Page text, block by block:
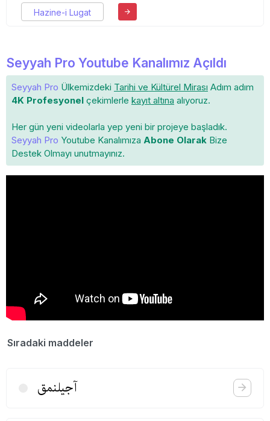
Hazine-i Lugat
Seyyah Pro Youtube Kanalımız Açıldı
Seyyah Pro Ülkemizdeki Tarihi ve Kültürel Mirası Adım adım
4K Profesyonel çekimlerle kayıt altına alıyoruz.
Her gün yeni videolarla yep yeni bir projeye başladık.
Seyyah Pro Youtube Kanalımıza Abone Olarak Bize
Destek Olmayı unutmayınız.
Sıradaki maddeler
آجیلنمق